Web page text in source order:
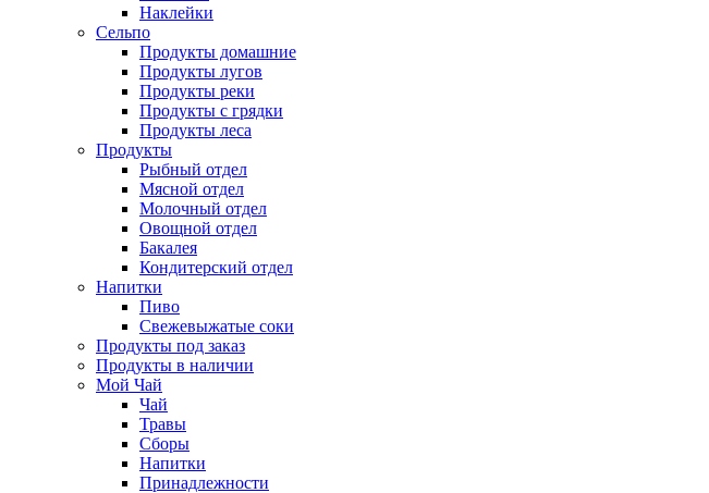
Наклейки
Сельпо
Продукты домашние
Продукты лугов
Продукты реки
Продукты с грядки
Продукты леса
Продукты
Рыбный отдел
Мясной отдел
Молочный отдел
Овощной отдел
Бакалея
Кондитерский отдел
Напитки
Пиво
Cвежевыжатые соки
Продукты под заказ
Продукты в наличии
Мой Чай
Чай
Травы
Сборы
Напитки
Принадлежности